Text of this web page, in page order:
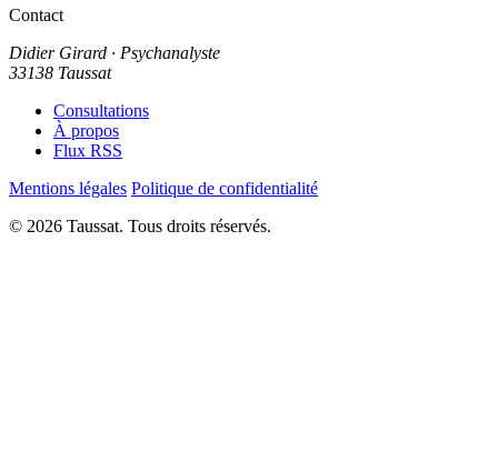
Contact
Didier Girard · Psychanalyste
33138 Taussat
Consultations
À propos
Flux RSS
Mentions légales Politique de confidentialité
© 2026 Taussat. Tous droits réservés.